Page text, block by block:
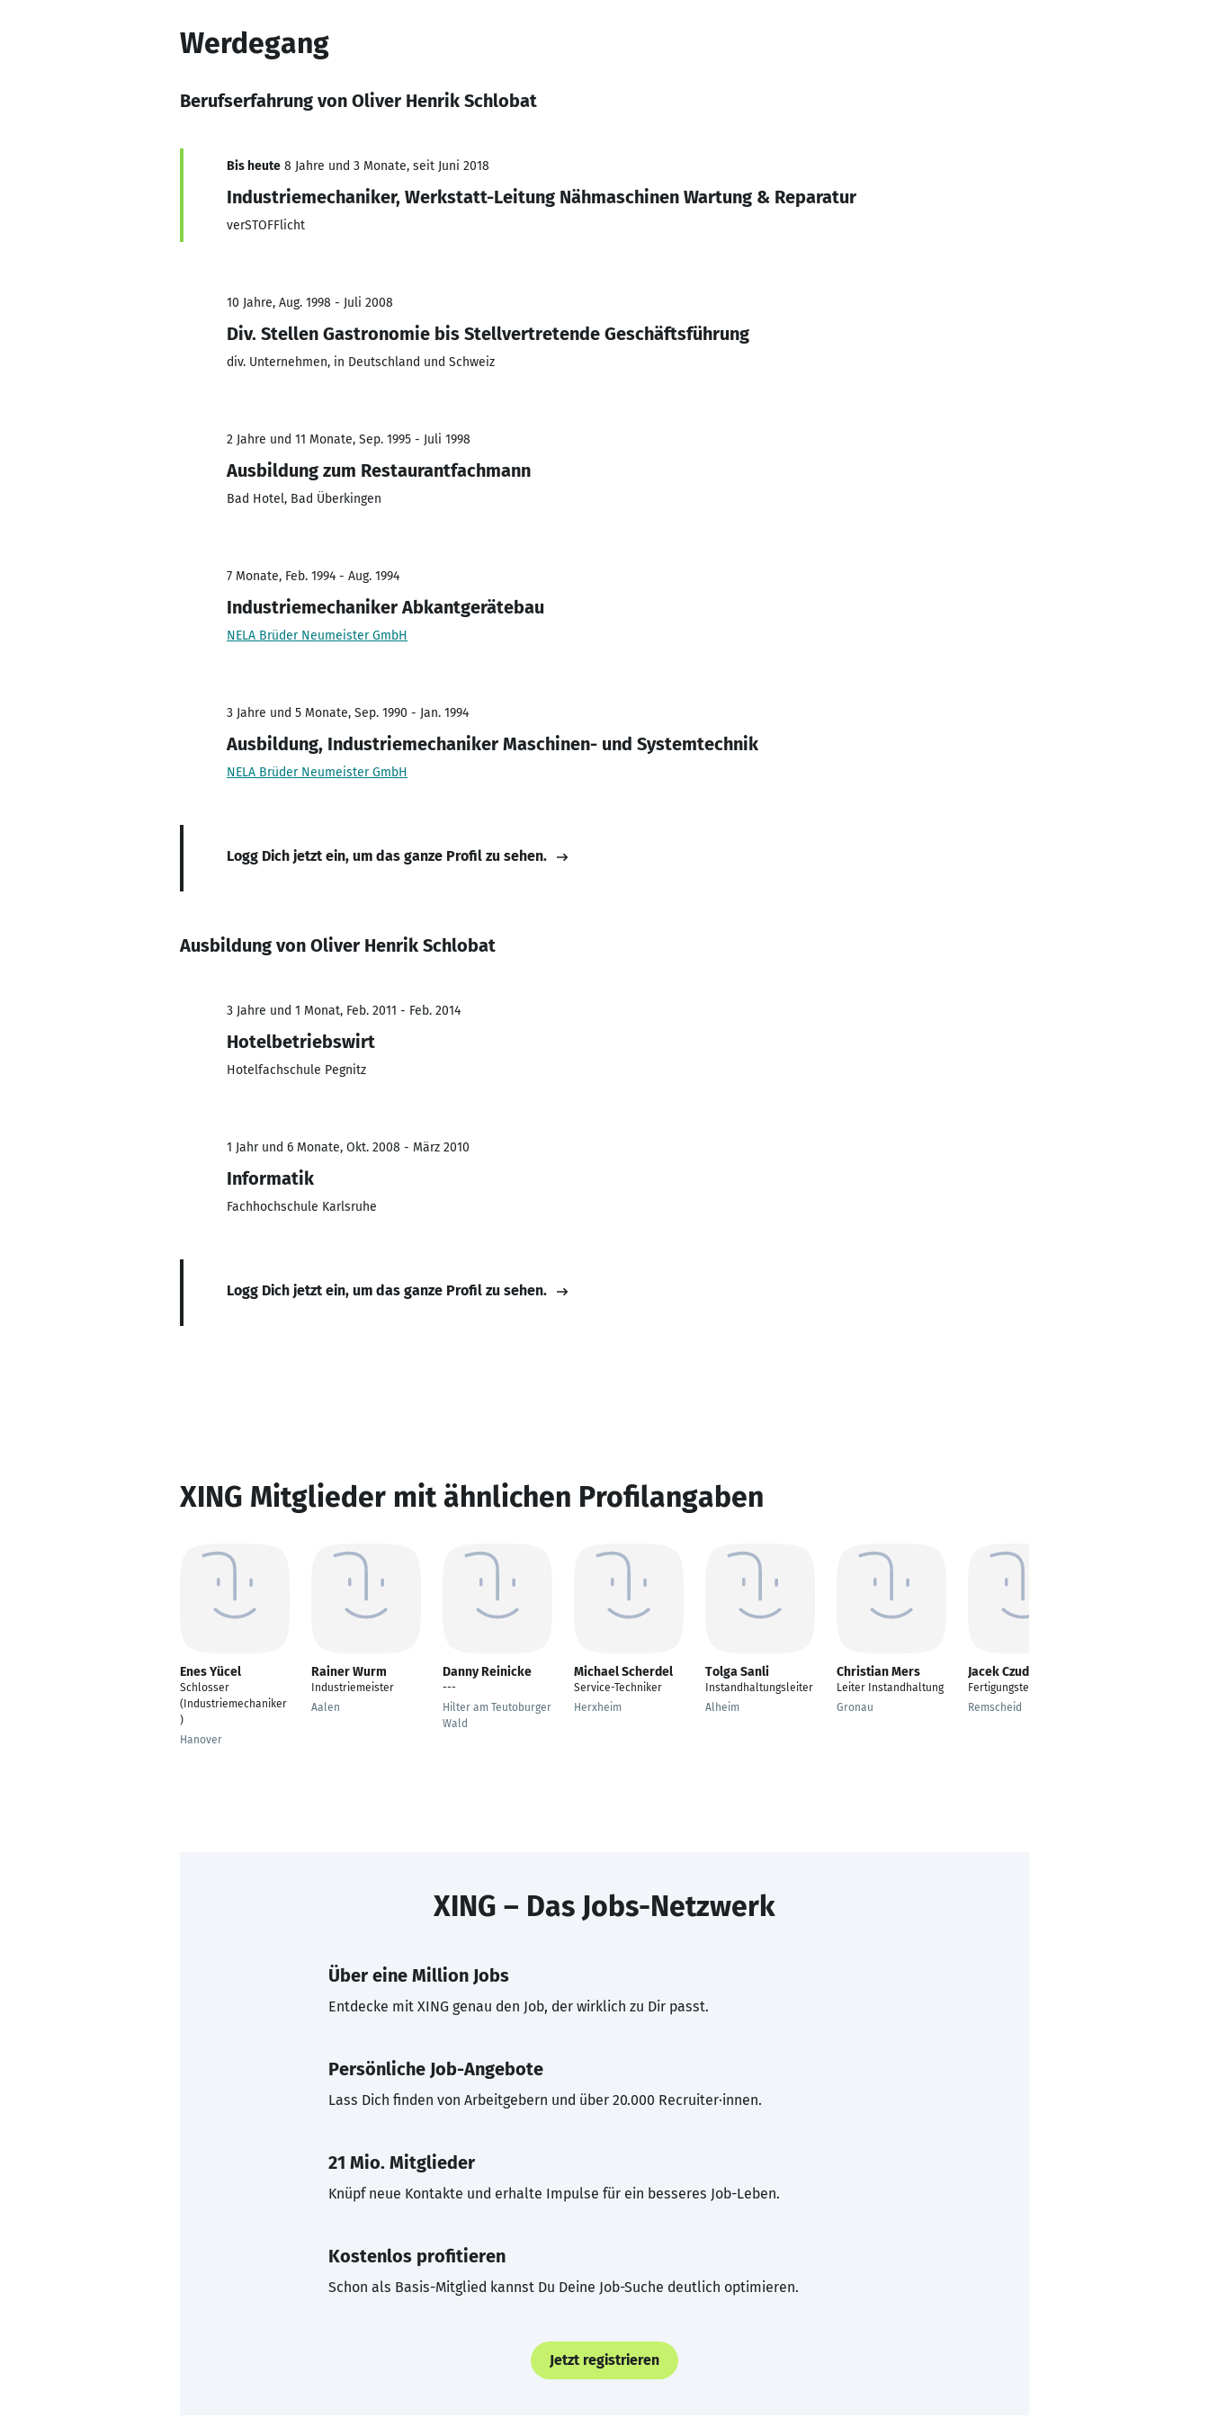
Werdegang
Berufserfahrung von Oliver Henrik Schlobat
Bis heute 8 Jahre und 3 Monate, seit Juni 2018
Industriemechaniker, Werkstatt-Leitung Nähmaschinen Wartung & Reparatur
verSTOFFlicht
10 Jahre, Aug. 1998 - Juli 2008
Div. Stellen Gastronomie bis Stellvertretende Geschäftsführung
div. Unternehmen, in Deutschland und Schweiz
2 Jahre und 11 Monate, Sep. 1995 - Juli 1998
Ausbildung zum Restaurantfachmann
Bad Hotel, Bad Überkingen
7 Monate, Feb. 1994 - Aug. 1994
Industriemechaniker Abkantgerätebau
NELA Brüder Neumeister GmbH
3 Jahre und 5 Monate, Sep. 1990 - Jan. 1994
Ausbildung, Industriemechaniker Maschinen- und Systemtechnik
NELA Brüder Neumeister GmbH
Logg Dich jetzt ein, um das ganze Profil zu sehen.
Ausbildung von Oliver Henrik Schlobat
3 Jahre und 1 Monat, Feb. 2011 - Feb. 2014
Hotelbetriebswirt
Hotelfachschule Pegnitz
1 Jahr und 6 Monate, Okt. 2008 - März 2010
Informatik
Fachhochschule Karlsruhe
Logg Dich jetzt ein, um das ganze Profil zu sehen.
XING Mitglieder mit ähnlichen Profilangaben
Enes Yücel
Schlosser
(Industriemechaniker
)
Hanover
Rainer Wurm
Industriemeister
Aalen
Danny Reinicke
---
Hilter am Teutoburger
Wald
Michael Scherdel
Service-Techniker
Herxheim
Tolga Sanli
Instandhaltungsleiter
Alheim
Christian Mers
Leiter Instandhaltung
Gronau
Jacek Czudziak
Fertigungstechnik
Remscheid
XING – Das Jobs-Netzwerk
Über eine Million Jobs
Entdecke mit XING genau den Job, der wirklich zu Dir passt.
Persönliche Job-Angebote
Lass Dich finden von Arbeitgebern und über 20.000 Recruiter·innen.
21 Mio. Mitglieder
Knüpf neue Kontakte und erhalte Impulse für ein besseres Job-Leben.
Kostenlos profitieren
Schon als Basis-Mitglied kannst Du Deine Job-Suche deutlich optimieren.
Jetzt registrieren